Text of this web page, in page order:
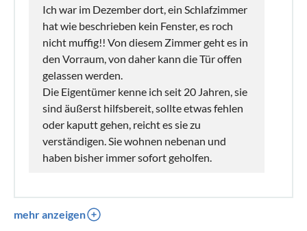
Ich war im Dezember dort, ein Schlafzimmer
hat wie beschrieben kein Fenster, es roch
nicht muffig!! Von diesem Zimmer geht es in
den Vorraum, von daher kann die Tür offen
gelassen werden.
Die Eigentümer kenne ich seit 20 Jahren, sie
sind äußerst hilfsbereit, sollte etwas fehlen
oder kaputt gehen, reicht es sie zu
verständigen. Sie wohnen nebenan und
haben bisher immer sofort geholfen.
mehr anzeigen